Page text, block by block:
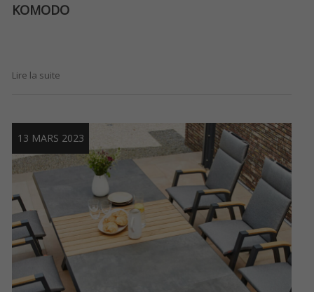
KOMODO
Lire la suite
13 MARS 2023